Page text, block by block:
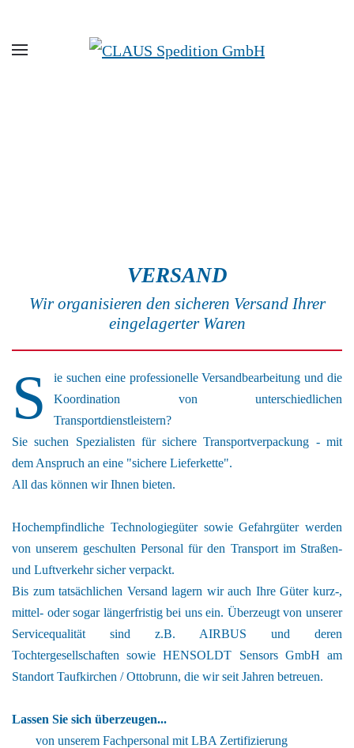
Zum Hauptinhalt springen
VERSAND
Wir organisieren den sicheren Versand Ihrer
eingelagerter Waren
S
ie suchen eine professionelle Versandbearbeitung und die
Koordination von unterschiedlichen
Transportdienstleistern?
Sie suchen Spezialisten für sichere Transportverpackung - mit
dem Anspruch an eine "sichere Lieferkette".
All das können wir Ihnen bieten.
Hochempfindliche Technologiegüter sowie Gefahrgüter werden
von unserem geschulten Personal für den Transport im Straßen-
und Luftverkehr sicher verpackt.
Bis zum tatsächlichen Versand lagern wir auch Ihre Güter kurz-,
mittel- oder sogar längerfristig bei uns ein. Überzeugt von unserer
Servicequalität sind z.B. AIRBUS und deren
Tochtergesellschaften sowie HENSOLDT Sensors GmbH am
Standort Taufkirchen / Ottobrunn, die wir seit Jahren betreuen.
Lassen Sie sich überzeugen...
von unserem Fachpersonal mit LBA Zertifizierung